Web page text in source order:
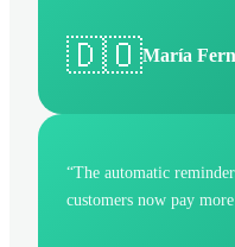
🇩🇴María
“The automatic
customers now pay